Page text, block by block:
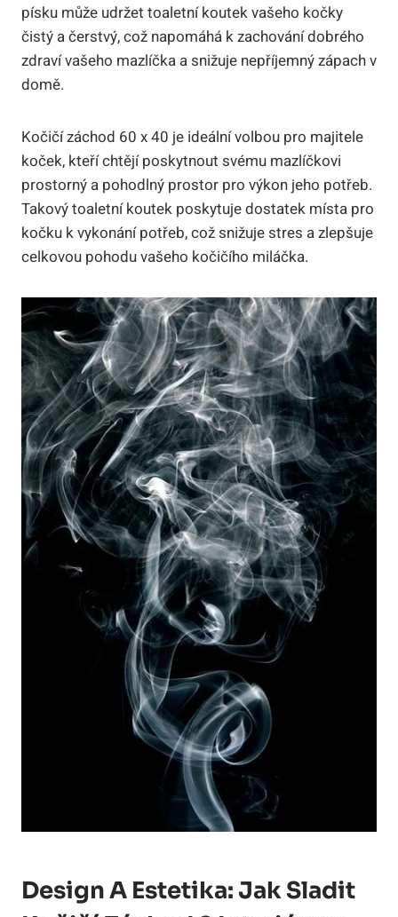
písku může udržet toaletní koutek vašeho kočky
čistý a čerstvý, což napomáhá k zachování dobrého
zdraví vašeho mazlíčka a snižuje nepříjemný zápach v
domě.
Kočičí záchod 60 x 40 je ideální volbou pro majitele
koček, kteří chtějí poskytnout svému mazlíčkovi
prostorný a pohodlný prostor pro výkon jeho potřeb.
Takový toaletní koutek poskytuje dostatek místa pro
kočku k vykonání potřeb, což snižuje stres a zlepšuje
celkovou pohodu vašeho kočičího miláčka.
Design A Estetika: Jak Sladit